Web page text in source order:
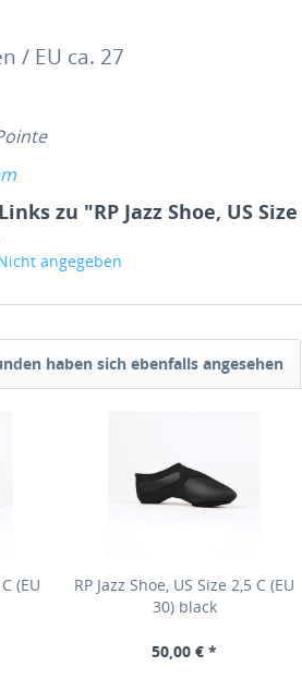
/ EU ca. 27
zu "RP Jazz Shoe, US Size
angegeben
haben sich ebenfalls angesehen
(EU
RP Jazz Shoe, US Size 2,5 C (EU
30) black
50,00 € *